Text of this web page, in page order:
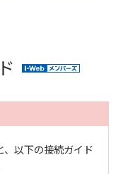
、以下の接続ガイド